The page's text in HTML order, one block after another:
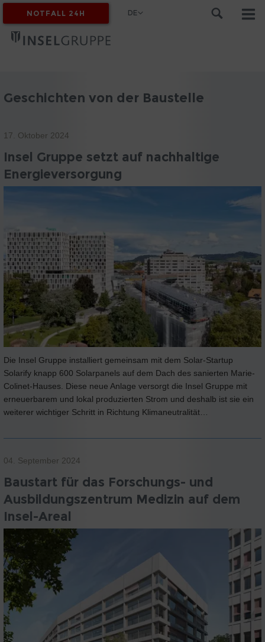
MYINSEL
NOTFALL 24H DE
Geschichten von der Baustelle
17. Oktober 2024
Insel Gruppe setzt auf nachhaltige
Energieversorgung
Die Insel Gruppe installiert gemeinsam mit dem Solar-Startup
Solarify knapp 600 Solarpanels auf dem Dach des sanierten Marie-
Colinet-Hauses. Diese neue Anlage versorgt die Insel Gruppe mit
erneuerbarem und lokal produzierten Strom und deshalb ist sie ein
weiterer wichtiger Schritt in Richtung Klimaneutralität…
04. September 2024
Baustart für das Forschungs- und
Ausbildungszentrum Medizin auf dem
Insel-Areal